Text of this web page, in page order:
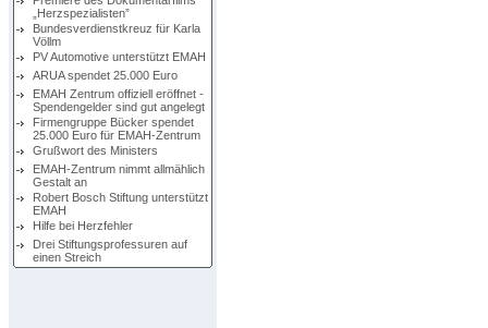
„Herzspezialisten”
Bundesverdienstkreuz für Karla
Völlm
PV Automotive unterstützt EMAH
ARUA spendet 25.000 Euro
EMAH Zentrum offiziell eröffnet -
Spendengelder sind gut angelegt
Firmengruppe Bücker spendet
25.000 Euro für EMAH-Zentrum
Grußwort des Ministers
EMAH-Zentrum nimmt allmählich
Gestalt an
Robert Bosch Stiftung unterstützt
EMAH
Hilfe bei Herzfehler
Drei Stiftungsprofessuren auf
einen Streich